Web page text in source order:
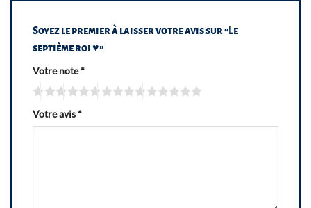
Soyez le premier à laisser votre avis sur “Le
septième roi ♥”
Votre note*
Votre avis*